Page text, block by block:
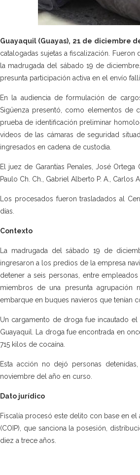
Guayaquil (Guayas), 21 de diciembre
catalogadas sujetas a fiscalización.
la madrugada del sábado 19 de
presunta participación activa en el envío
En la audiencia de formulación de
Sigüenza presentó, como elementos de
prueba de identificación preliminar
videos de las cámaras de seguridad
ingresados en cadena de custodia.
El juez de Garantías Penales, José
Paulo Ch. Ch., Gabriel Alberto P. A., Carlos
Los procesados fueron trasladados al
días.
Contexto
La madrugada del sábado 19 de
ingresaron a los predios de la empresa
detener a seis personas, entre
miembros de una presunta agrupación
embarque en buques navieros que tenían
Un cargamento de droga fue incautado
Guayaquil. La droga fue encontrada en
715 kilos de cocaína.
Esta acción no dejó personas
noviembre del año en curso.
Dato jurídico
Fiscalía procesó este delito con base en el
(COIP), que sanciona la posesión,
diez a trece años.